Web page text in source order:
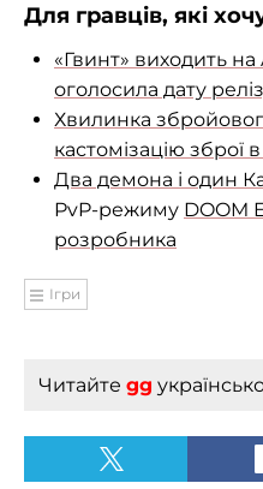
Для гравців, які
«Гвинт» виходить
оголосила дату
Хвилинка
кастомізацію зброї
Два демона і один
PvP-режиму DOOM
розробника
Ігри
Читайте gg